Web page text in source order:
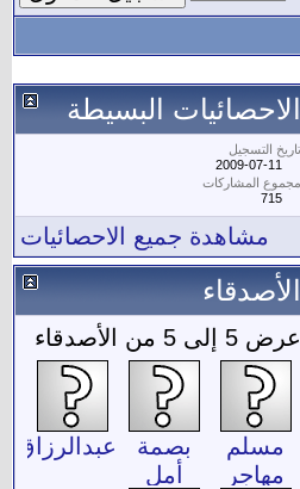
الاحصائيات البسيطة
تاريخ التسجيل
2009-07-11
مجموع المشاركات
715
مشاهدة جميع الاحصائيات
الأصدقاء
عرض 5 إلى 5 من الأصدقاء
مسلم
مهاجر
بصمة
أمل
عبدالرزاق